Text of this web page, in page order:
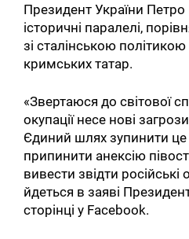
Президент України
історичні паралелі,
зі сталінською
кримських татар.
«Звертаюся до світової
окупації несе нові
Єдиний шлях зупинити це
припинити анексію
вивести звідти російські
йдеться в заяві
сторінці у Facebook.